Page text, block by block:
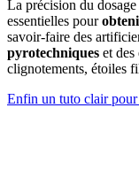
La précision du
essentielles pour
savoir-faire des
pyrotechniques et des
clignotements, étoiles
Enfin un tuto clair